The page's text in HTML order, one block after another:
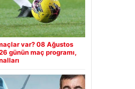
var? 08 Ağustos
günün maç programı,